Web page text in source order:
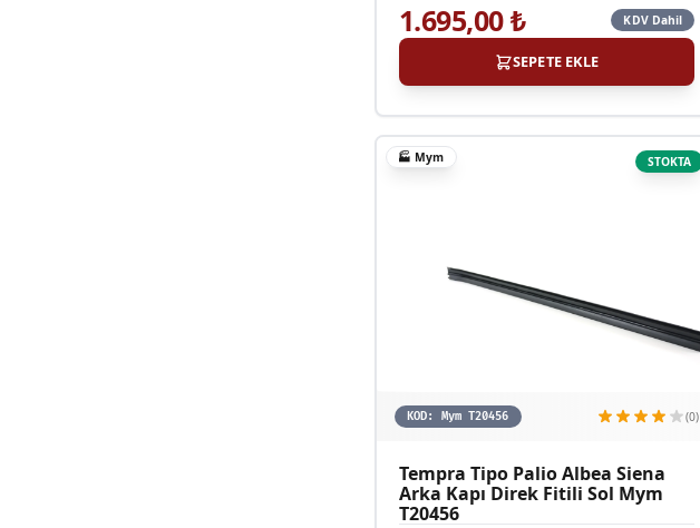
1.695,00₺ KDV Dahil
SEPETE EKLE
STOKTA
🏭 Mym
KOD: Mym T20456 (0)
Tempra Tipo Palio Albea Siena
Arka Kapı Direk Fitili Sol Mym
T20456